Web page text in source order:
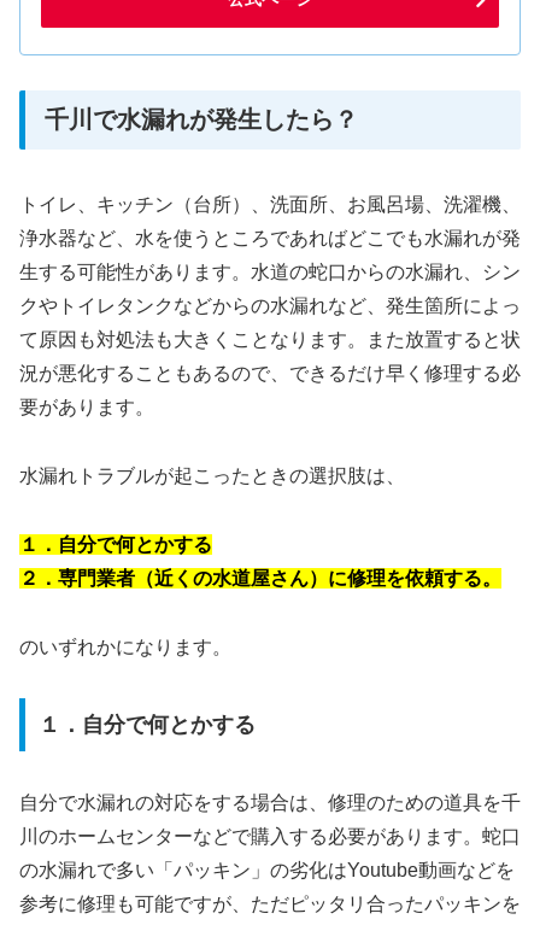
千川で水漏れが発生したら？
トイレ、キッチン（台所）、洗面所、お風呂場、洗濯機、
浄水器など、水を使うところであればどこでも水漏れが発
生する可能性があります。水道の蛇口からの水漏れ、シン
クやトイレタンクなどからの水漏れなど、発生箇所によっ
て原因も対処法も大きくことなります。また放置すると状
況が悪化することもあるので、できるだけ早く修理する必
要があります。
水漏れトラブルが起こったときの選択肢は、
１．自分で何とかする
２．専門業者（近くの水道屋さん）に修理を依頼する。
のいずれかになります。
１．自分で何とかする
自分で水漏れの対応をする場合は、修理のための道具を千
川のホームセンターなどで購入する必要があります。蛇口
の水漏れで多い「パッキン」の劣化はYoutube動画などを
参考に修理も可能ですが、ただピッタリ合ったパッキンを